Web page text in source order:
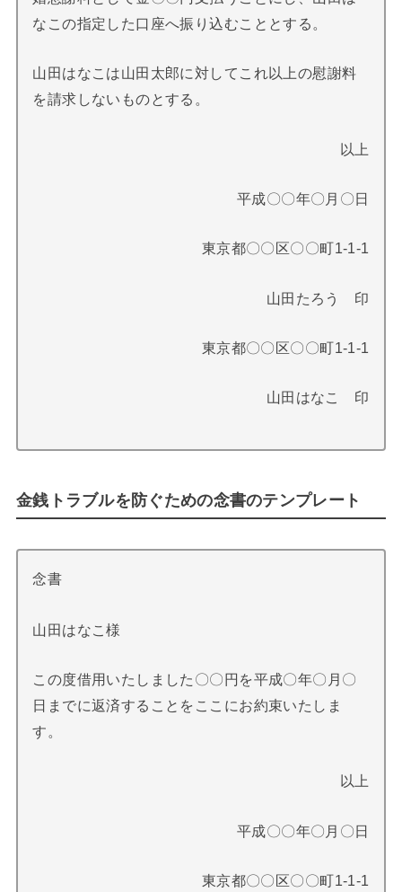
なこの指定した口座へ振り込むこととする。
山田はなこは山田太郎に対してこれ以上の慰謝料
を請求しないものとする。
以上
平成〇〇年〇月〇日
東京都〇〇区〇〇町1-1-1
山田たろう 印
東京都〇〇区〇〇町1-1-1
山田はなこ 印
金銭トラブルを防ぐための念書のテンプレート
念書
山田はなこ様
この度借用いたしました〇〇円を平成〇年〇月〇
日までに返済することをここにお約束いたしま
す。
以上
平成〇〇年〇月〇日
東京都〇〇区〇〇町1-1-1